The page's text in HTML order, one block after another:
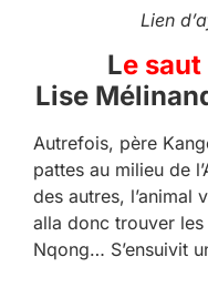
Lien
Le
Lise
Autrefois, père
pattes au milieu de
des autres, l’animal
alla donc trouver
Nqong… S’ensuivit